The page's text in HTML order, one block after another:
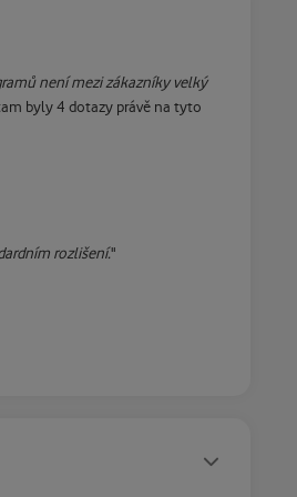
není mezi zákazníky velký
byly 4 dotazy právě na tyto
rozlišení."